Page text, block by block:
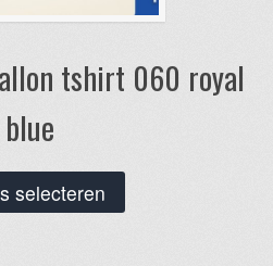
tshirt 060 royal
blue
selecteren
product